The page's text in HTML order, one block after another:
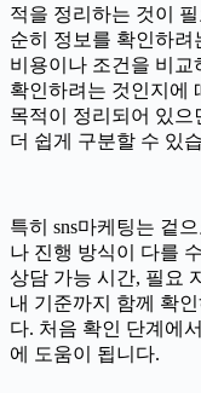
적을 정리하는 것이
순히 정보를 확인하
비용이나 조건을 비
확인하려는 것인지에
목적이 정리되어 있
더 쉽게 구분할 수 있
특히 sns마케팅는 겉
나 진행 방식이 다를
상담 가능 시간, 필요
내 기준까지 함께 확
다. 처음 확인 단계에
에 도움이 됩니다.